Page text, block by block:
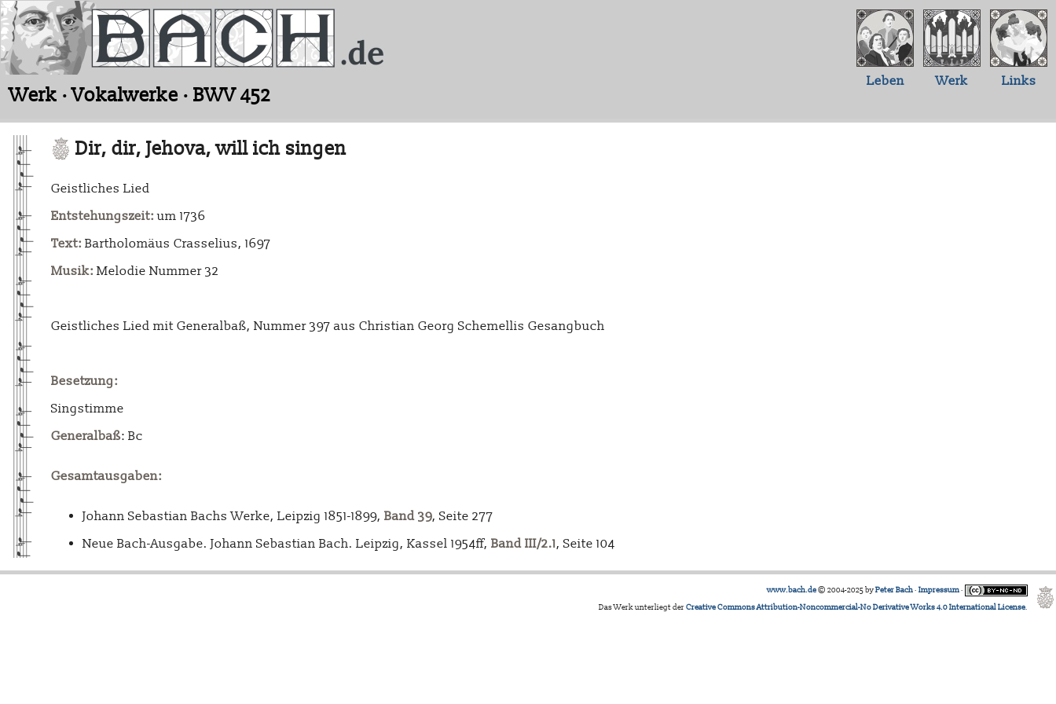
Werk · Vokalwerke · BWV 452
Leben Werk Links
Dir, dir, Jehova, will ich singen
Geistliches Lied
Entstehungszeit: um 1736
Text: Bartholomäus Crasselius, 1697
Musik: Melodie Nummer 32
Geistliches Lied mit Generalbaß, Nummer 397 aus Christian Georg Schemellis Gesangbuch
Besetzung:
Singstimme
Generalbaß: Bc
Gesamtausgaben:
Johann Sebastian Bachs Werke, Leipzig 1851-1899, Band 39, Seite 277
Neue Bach-Ausgabe. Johann Sebastian Bach. Leipzig, Kassel 1954ff, Band III/2.1, Seite 104
www.bach.de© 2004-2025 byPeter Bach· Impressum·
Das Werk unterliegt derCreative Commons Attribution-Noncommercial-No Derivative Works 4.0 International License.